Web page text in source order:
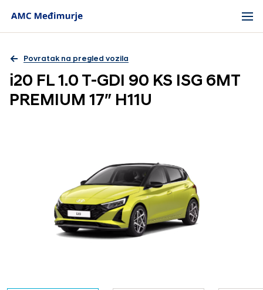
Povratak na pregled vozila
i20 FL 1.0 T-GDI 90 KS ISG 6MT
PREMIUM 17″ H11U